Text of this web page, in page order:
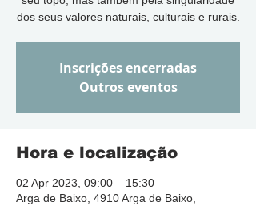
dos seus valores naturais, culturais e rurais.
Inscrições encerradas
Outros eventos
Hora e localização
02 Apr 2023, 09:00 – 15:30
Arga de Baixo, 4910 Arga de Baixo,